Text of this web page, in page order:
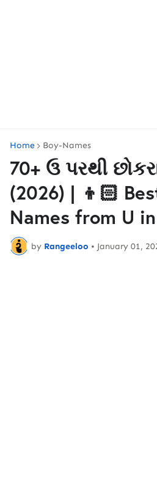
Home Boy-Names
70+ ઉ પરથી
(2026) | 👦🏻
Names from U
by Rangeeloo • January 01,